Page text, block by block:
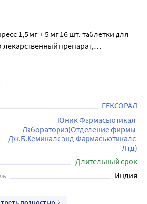
1,5 мг + 5 мг 16 шт. таблетки для
лекарственный препарат,
глотки; стоматита;
веществ.
активность препарата обусловлена
Действие местного анестетика
местно. Таблетку медленно
до полного растворения. Препарат
и продолжать прием в
ГЕКСОРАЛ
Юник Фармасьютикал
Лабораториз(Отделение фирмы
Дж.Б.Кемикалс энд Фармасьютикалс
Лтд)
Длительный срок
Индия
полностью